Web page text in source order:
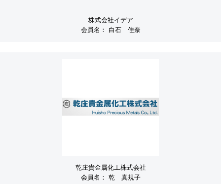
株式会社イデア
会員名：
白石 佳奈
乾庄貴金属化工株式会社
会員名： 乾 真規子